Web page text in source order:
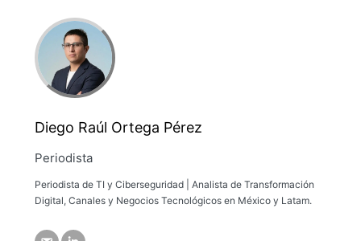
Diego Raúl Ortega Pérez
Periodista
Periodista de TI y Ciberseguridad | Analista de Transformación
Digital, Canales y Negocios Tecnológicos en México y Latam.